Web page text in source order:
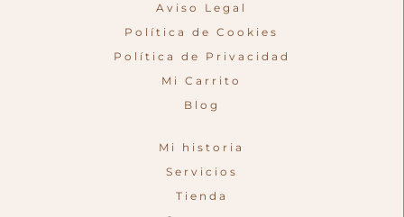
Aviso Legal
Política de Cookies
Política de Privacidad
Mi Carrito
Blog
Mi historia
Servicios
Tienda